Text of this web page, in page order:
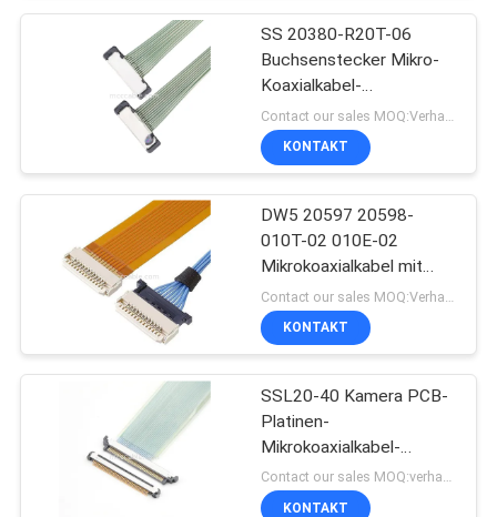
SS 20380-R20T-06
Buchsenstecker Mikro-
Koaxialkabel-
Steckverbinder
KONTAKT
DW5 20597 20598-
010T-02 010E-02
Mikrokoaxialkabel mit
Stecker
KONTAKT
SSL20-40 Kamera PCB-
Platinen-
Mikrokoaxialkabel-
Steckverbinder
Contact our sales MOQ:verhandelbar
KONTAKT